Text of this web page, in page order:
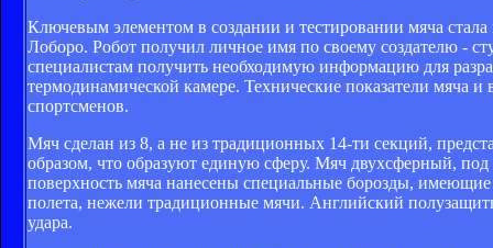
Ключевым элементом в создании и тестировании мяча
Лоборо. Робот получил личное имя по своему создателю -
специалистам получить необходимую информацию для
термодинамической камере. Технические показатели
спортсменов.
Мяч сделан из 8, а не из традиционных 14-ти секций,
образом, что образуют единую сферу. Мяч двухсферный,
поверхность мяча нанесены специальные борозды,
полета, нежели традиционные мячи. Английский
удара.